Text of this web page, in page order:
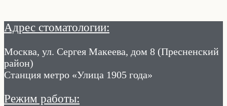
Адрес стоматологии:
Москва, ул. Сергея Макеева, дом 8 (Пресненский
район)
Станция метро «Улица 1905 года»
Режим работы: